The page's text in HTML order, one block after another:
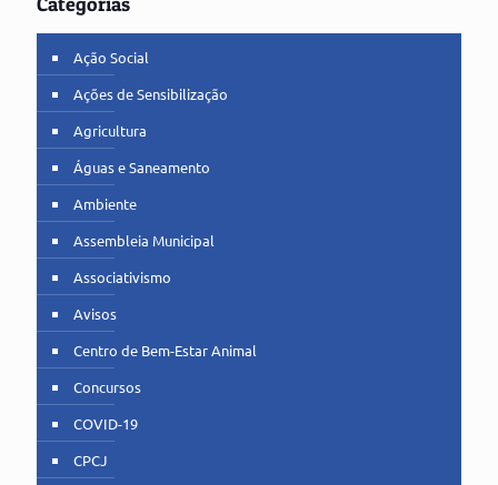
Ação Social
Ações de Sensibilização
Agricultura
Águas e Saneamento
Ambiente
Assembleia Municipal
Associativismo
Avisos
Centro de Bem-Estar Animal
Concursos
COVID-19
CPCJ